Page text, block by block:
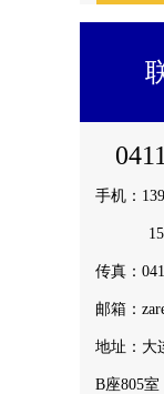
手机：
传真：
邮箱：
地址：大
B座805室